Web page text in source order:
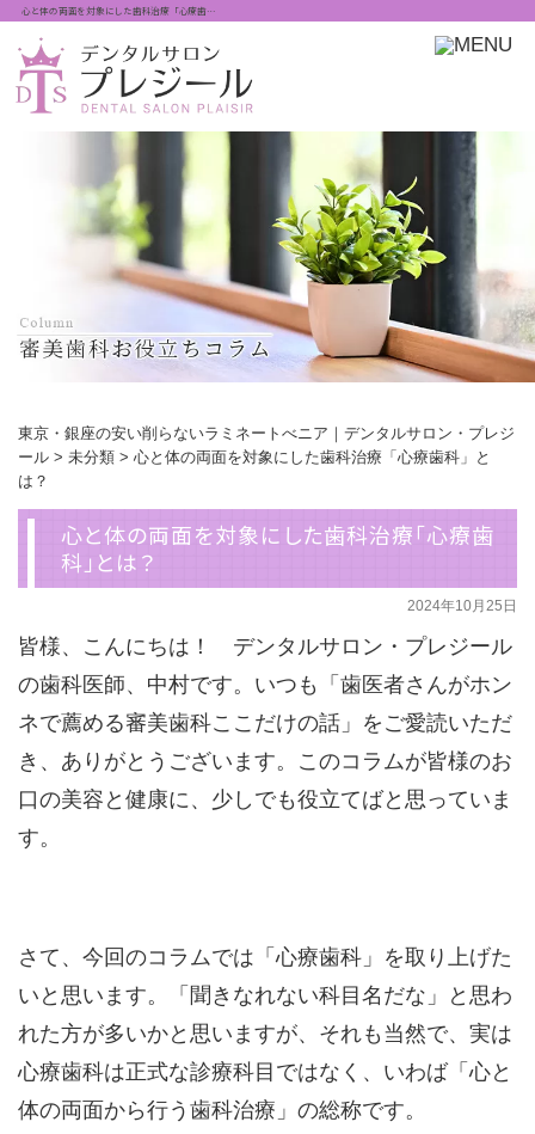
心と体の両面を対象にした歯科治療「心療歯…
東京・銀座の安い削らないラミネートべニア｜デンタルサロン・プレジ
ール> 未分類> 心と体の両面を対象にした歯科治療「心療歯科」と
は？
心と体の両面を対象にした歯科治療「心療歯
科」とは？
2024年10月25日
皆様、こんにちは！ デンタルサロン・プレジール
の歯科医師、中村です。いつも「歯医者さんがホン
ネで薦める審美歯科ここだけの話」をご愛読いただ
き、ありがとうございます。このコラムが皆様のお
口の美容と健康に、少しでも役立てばと思っていま
す。
さて、今回のコラムでは「心療歯科」を取り上げた
いと思います。「聞きなれない科目名だな」と思わ
れた方が多いかと思いますが、それも当然で、実は
心療歯科は正式な診療科目ではなく、いわば「心と
体の両面から行う歯科治療」の総称です。